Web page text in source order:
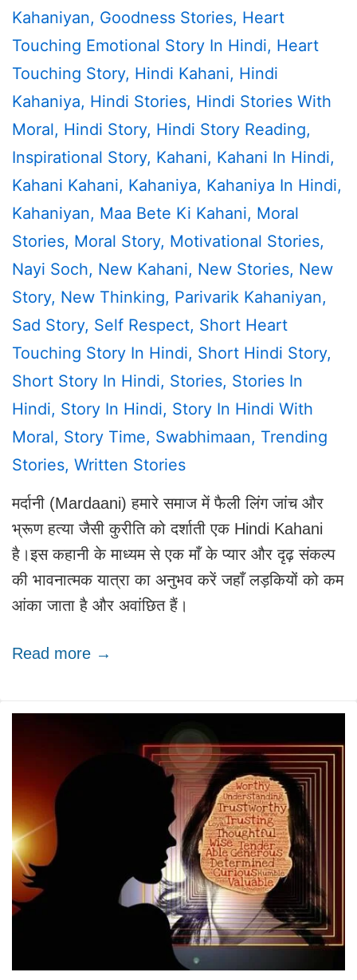
Kahaniyan, Goodness Stories, Heart
Touching Emotional Story In Hindi, Heart
Touching Story, Hindi Kahani, Hindi
Kahaniya, Hindi Stories, Hindi Stories With
Moral, Hindi Story, Hindi Story Reading,
Inspirational Story, Kahani, Kahani In Hindi,
Kahani Kahani, Kahaniya, Kahaniya In Hindi,
Kahaniyan, Maa Bete Ki Kahani, Moral
Stories, Moral Story, Motivational Stories,
Nayi Soch, New Kahani, New Stories, New
Story, New Thinking, Parivarik Kahaniyan,
Sad Story, Self Respect, Short Heart
Touching Story In Hindi, Short Hindi Story,
Short Story In Hindi, Stories, Stories In
Hindi, Story In Hindi, Story In Hindi With
Moral, Story Time, Swabhimaan, Trending
Stories, Written Stories
मर्दानी (Mardaani) हमारे समाज में फैली लिंग जांच और
भ्रूण हत्या जैसी कुरीति को दर्शाती एक Hindi Kahani
है।इस कहानी के माध्यम से एक माँ के प्यार और दृढ़ संकल्प
की भावनात्मक यात्रा का अनुभव करें जहाँ लड़कियों को कम
आंका जाता है और अवांछित हैं।
Read more →